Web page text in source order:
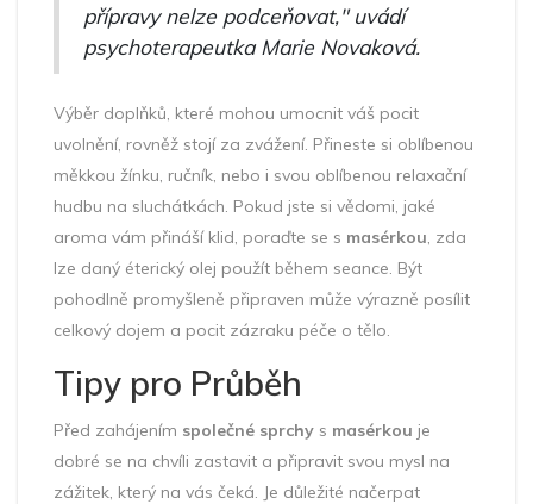
přípravy nelze podceňovat," uvádí
psychoterapeutka Marie Novaková.
Výběr doplňků, které mohou umocnit váš pocit
uvolnění, rovněž stojí za zvážení. Přineste si oblíbenou
měkkou žínku, ručník, nebo i svou oblíbenou relaxační
hudbu na sluchátkách. Pokud jste si vědomi, jaké
aroma vám přináší klid, poraďte se s masérkou, zda
lze daný éterický olej použít během seance. Být
pohodlně promyšleně připraven může výrazně posílit
celkový dojem a pocit zázraku péče o tělo.
Tipy pro Průběh
Před zahájením společné sprchy s masérkou je
dobré se na chvíli zastavit a připravit svou mysl na
zážitek, který na vás čeká. Je důležité načerpat